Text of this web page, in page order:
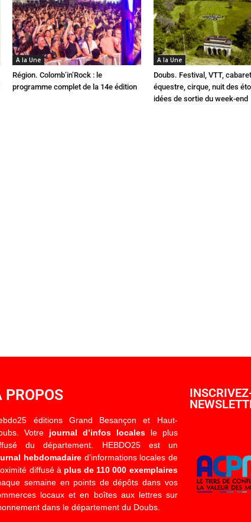
A la Une
Région. Colomb’in’Rock : le
programme complet de la 14e édition
A la Une
Doubs. Festival, VTT, cabaret
équestre, cirque, nuit des
idées de sortie du week-end
PROPOS
éditions Grand Besançon et Haut-
Votre journal d’infos localesle plus
du département. HEBDO25 est un
hebdomadaired’informations locales de
diffusé à plus de 110 000 exemplaires
semaine en points de dépôts dans vos
locaux et en boîtes aux lettres sur
dans le département du Doubs.